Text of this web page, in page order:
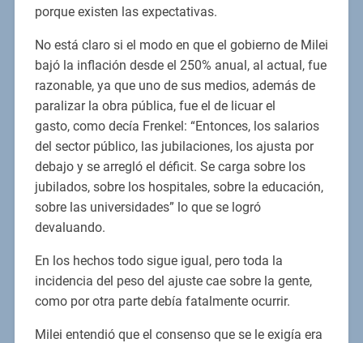
porque existen las expectativas.
No está claro si el modo en que el gobierno de Milei
bajó la inflación desde el 250% anual, al actual, fue
razonable, ya que uno de sus medios, además de
paralizar la obra pública, fue el de licuar el
gasto, como decía Frenkel: “Entonces, los salarios
del sector público, las jubilaciones, los ajusta por
debajo y se arregló el déficit. Se carga sobre los
jubilados, sobre los hospitales, sobre la educación,
sobre las universidades” lo que se logró
devaluando.
En los hechos todo sigue igual, pero toda la
incidencia del peso del ajuste cae sobre la gente,
como por otra parte debía fatalmente ocurrir.
Milei entendió que el consenso que se le exigía era